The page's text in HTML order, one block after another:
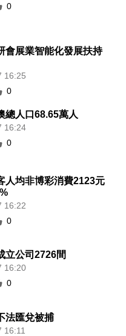
0
會展業智能化發展扶持
16:25
0
總人口68.65萬人
16:24
0
人均非博彩消費2123元
16:22
0
立公司2726間
16:20
0
法匯兌被捕
16:11